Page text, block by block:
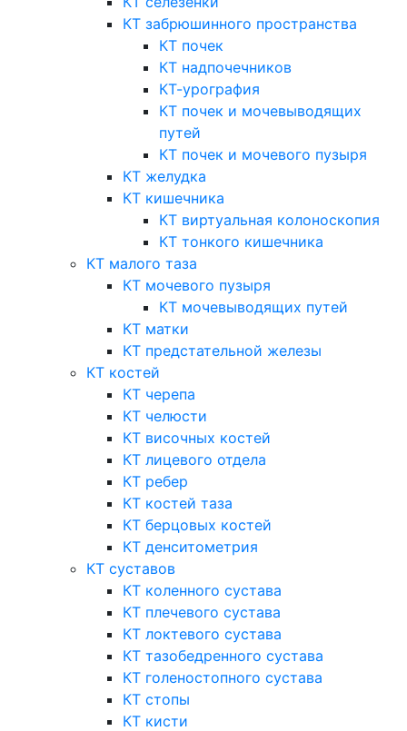
КТ забрюшинного пространства
КТ почек
КТ надпочечников
КТ-урография
КТ почек и мочевыводящих
путей
КТ почек и мочевого пузыря
КТ желудка
КТ кишечника
КТ виртуальная колоноскопия
КТ тонкого кишечника
КТ малого таза
КТ мочевого пузыря
КТ мочевыводящих путей
КТ матки
КТ предстательной железы
КТ костей
КТ черепа
КТ челюсти
КТ височных костей
КТ лицевого отдела
КТ ребер
КТ костей таза
КТ берцовых костей
КТ денситометрия
КТ суставов
КТ коленного сустава
КТ плечевого сустава
КТ локтевого сустава
КТ тазобедренного сустава
КТ голеностопного сустава
КТ стопы
КТ кисти